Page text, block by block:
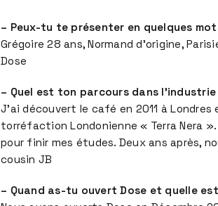
– Peux-tu te présenter en quelques
Grégoire 28 ans, Normand d’origine,
Dose
– Quel est ton parcours dans
J’ai découvert le café en 2011 à
torréfaction Londonienne « Terra Nera
pour finir mes études. Deux ans après,
cousin JB
– Quand as-tu ouvert Dose et quelle